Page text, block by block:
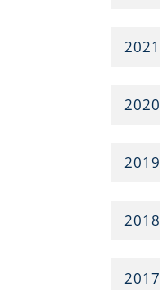
2021
2020
2019
2018
2017